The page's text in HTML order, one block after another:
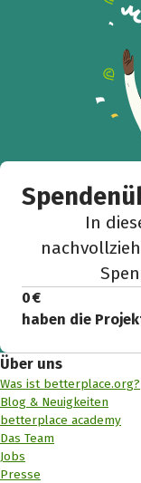
In
0 €
haben die
Über uns
Was ist betterplace.org?
Blog & Neuigkeiten
betterplace academy
Das Team
Jobs
Presse